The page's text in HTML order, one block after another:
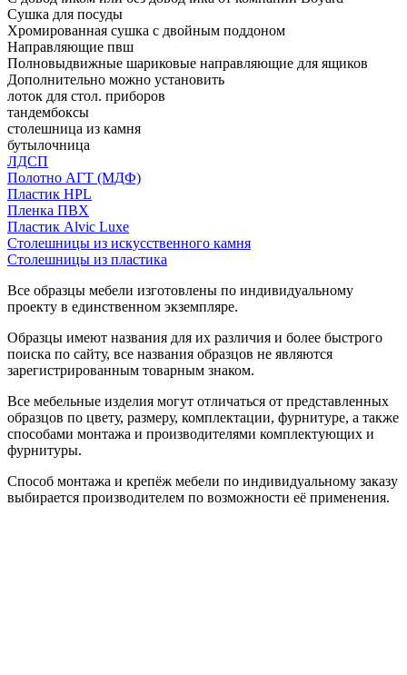
Сушка для посуды
Хромированная сушка с двойным поддоном
Направляющие пвш
Полновыдвижные шариковые направляющие для ящиков
Дополнительно можно установить
лоток для стол. приборов
тандембоксы
столешница из камня
бутылочница
ЛДСП
Полотно АГТ (МДФ)
Пластик HPL
Пленка ПВХ
Пластик Alvic Luxe
Столешницы из искусственного камня
Столешницы из пластика
Все образцы мебели изготовлены по индивидуальному
проекту в единственном экземпляре.
Образцы имеют названия для их различия и более быстрого
поиска по сайту, все названия образцов не являются
зарегистрированным товарным знаком.
Все мебельные изделия могут отличаться от представленных
образцов по цвету, размеру, комплектации, фурнитуре, а также
способами монтажа и производителями комплектующих и
фурнитуры.
Способ монтажа и крепёж мебели по индивидуальному заказу
выбирается производителем по возможности её применения.